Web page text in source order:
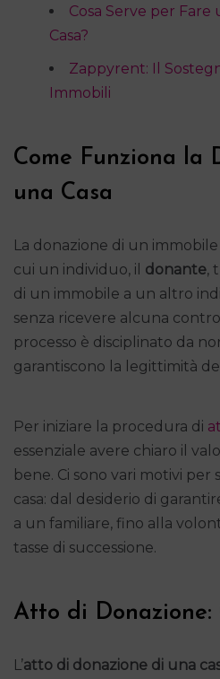
Cosa Serve per
Casa?
Zappyrent: Il
Immobili
Come Funziona la
una Casa
La donazione di un
cui un individuo, il donante,
di un immobile a un altro
senza ricevere alcuna
processo è disciplinato da
garantiscono la legittimità
Per iniziare la procedura di
essenziale avere chiaro il
bene. Ci sono vari motivi
casa: dal desiderio di
a un familiare, fino alla
tasse di successione.
Atto di Donazione:
L’atto di donazione di una